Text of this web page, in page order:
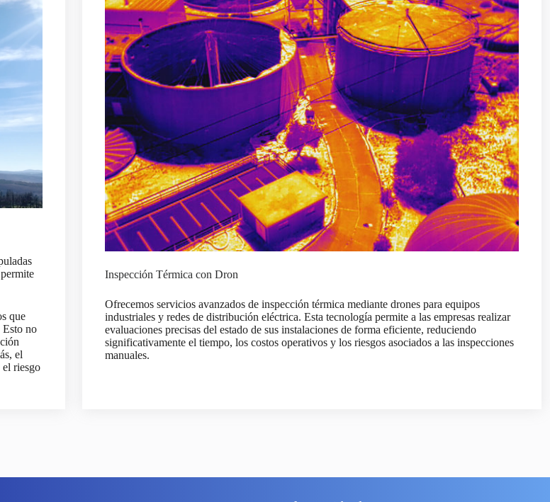
que
Esto no
el
el riesgo
Inspección Térmica con Dron
Ofrecemos servicios avanzados de inspección térmica mediante drones para equipos
industriales y redes de distribución eléctrica. Esta tecnología permite a las empresas realizar
evaluaciones precisas del estado de sus instalaciones de forma eficiente, reduciendo
significativamente el tiempo, los costos operativos y los riesgos asociados a las inspecciones
manuales.